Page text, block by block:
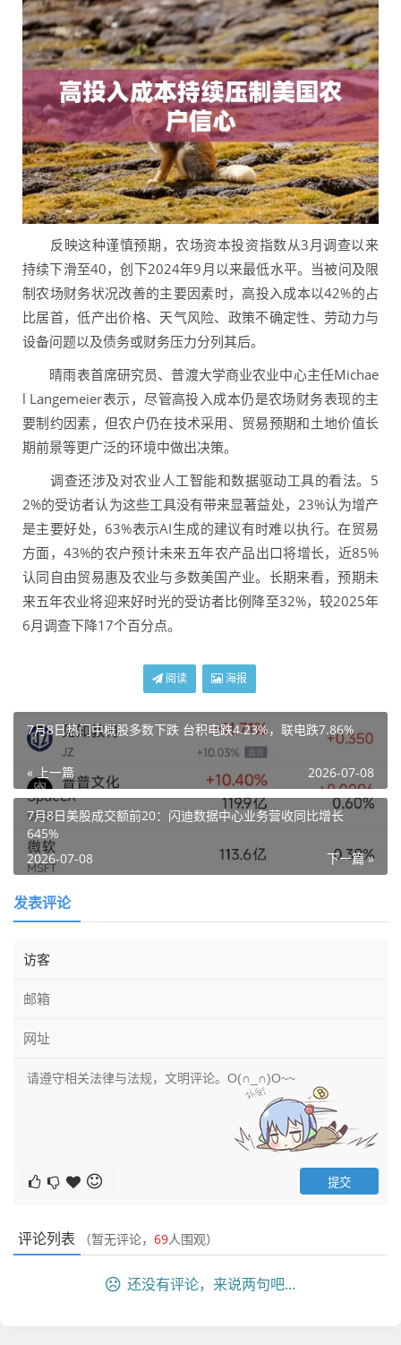
反映这种谨慎预期，农场资本投资指数从3月调查以来
持续下滑至40，创下2024年9月以来最低水平。当被问及限
制农场财务状况改善的主要因素时，高投入成本以42%的占
比居首，低产出价格、天气风险、政策不确定性、劳动力与
设备问题以及债务或财务压力分列其后。
晴雨表首席研究员、普渡大学商业农业中心主任Michae
l Langemeier表示，尽管高投入成本仍是农场财务表现的主
要制约因素，但农户仍在技术采用、贸易预期和土地价值长
期前景等更广泛的环境中做出决策。
调查还涉及对农业人工智能和数据驱动工具的看法。5
2%的受访者认为这些工具没有带来显著益处，23%认为增产
是主要好处，63%表示AI生成的建议有时难以执行。在贸易
方面，43%的农户预计未来五年农产品出口将增长，近85%
认同自由贸易惠及农业与多数美国产业。长期来看，预期未
来五年农业将迎来好时光的受访者比例降至32%，较2025年
6月调查下降17个百分点。
阅读 海报
7月8日热门中概股多数下跌 台积电跌4.23%，联电跌7.86%
« 上一篇 2026-07-08
7月8日美股成交额前20：闪迪数据中心业务营收同比增长
645%
下一篇 »
2026-07-08
发表评论
评论列表 （暂无评论， 69人围观）
还没有评论，来说两句吧...